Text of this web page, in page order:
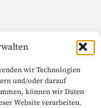
wir Technologien
und/oder darauf
können wir Daten
Website verarbeiten.